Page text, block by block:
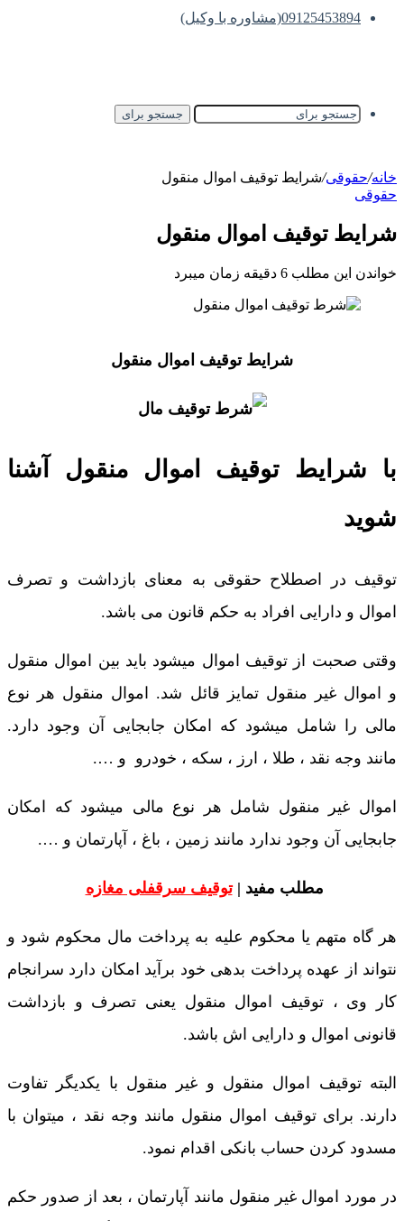
09125453894(مشاوره با وکیل)
جستجو برای
خانه/حقوقی/شرایط توقیف اموال منقول
حقوقی
شرایط توقیف اموال منقول
خواندن این مطلب 6 دقیقه زمان میبرد
شرایط توقیف اموال منقول
با شرایط توقیف اموال منقول آشنا
شوید
توقیف در اصطلاح حقوقی به معنای بازداشت و تصرف
اموال و دارایی افراد به حکم قانون می باشد.
وقتی صحبت از توقیف اموال میشود باید بین اموال منقول
و اموال غیر منقول تمایز قائل شد. اموال منقول هر نوع
مالی را شامل میشود که امکان جابجایی آن وجود دارد.
مانند وجه نقد ، طلا ، ارز ، سکه ، خودرو و ….
اموال غیر منقول شامل هر نوع مالی میشود که امکان
جابجایی آن وجود ندارد مانند زمین ، باغ ، آپارتمان و ….
مطلب مفید |توقیف سرقفلی مغازه
هر گاه متهم یا محکوم علیه به پرداخت مال محکوم شود و
نتواند از عهده پرداخت بدهی خود برآید امکان دارد سرانجام
کار وی ، توقیف اموال منقول یعنی تصرف و بازداشت
قانونی اموال و دارایی اش باشد.
البته توقیف اموال منقول و غیر منقول با یکدیگر تفاوت
دارند. برای توقیف اموال منقول مانند وجه نقد ، میتوان با
مسدود کردن حساب بانکی اقدام نمود.
در مورد اموال غیر منقول مانند آپارتمان ، بعد از صدور حکم